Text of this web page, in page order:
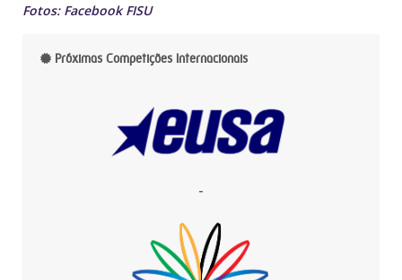
Fotos: Facebook FISU
Próximas Competições Internacionais
-